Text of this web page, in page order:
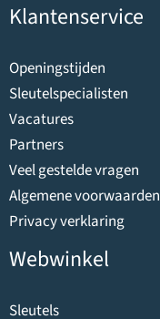
Klantenservice
Openingstijden
Sleutelspecialisten
Vacatures
Partners
Veel gestelde vragen
Algemene voorwaarden
Privacy verklaring
Webwinkel
Sleutels